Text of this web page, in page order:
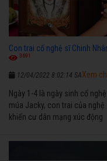
Con trai cố nghệ sĩ Chinh
3691
12/04/2022 8:02:14 SA
Ngày 1-4 là ngày sinh cố
múa Jacky, con trai của
khiến cư dân mạng xúc động
Xem